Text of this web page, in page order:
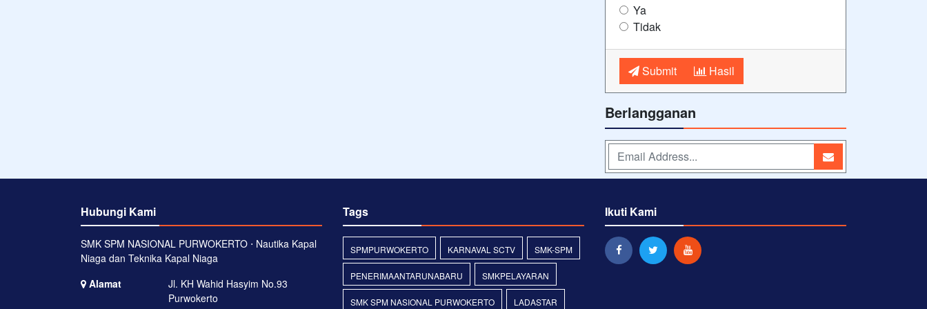
Ya
Tidak
Submit Hasil
Berlangganan
Hubungi Kami
SMK SPM NASIONAL PURWOKERTO ⋅ Nautika Kapal
Niaga dan Teknika Kapal Niaga
Alamat
Jl. KH Wahid Hasyim No.93
Purwokerto
Tags
SPMPURWOKERTO KARNAVAL SCTV SMK-SPM
PENERIMAANTARUNABARU SMKPELAYARAN
SMK SPM NASIONAL PURWOKERTO LADASTAR
Ikuti Kami